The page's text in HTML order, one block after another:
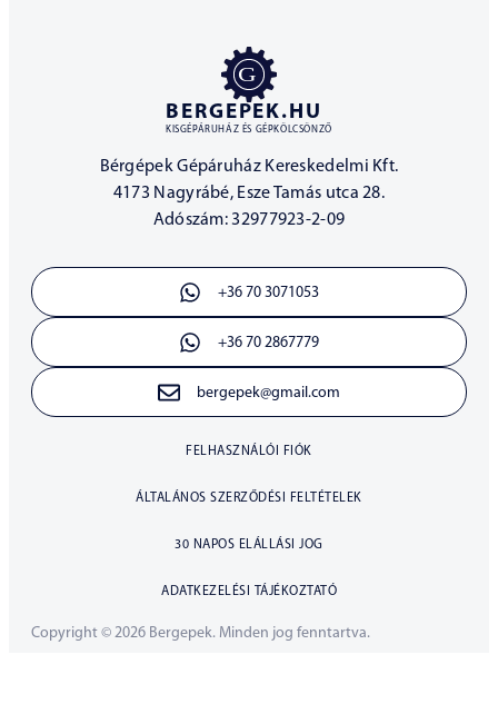
BERGEPEK.HU
KISGÉPÁRUHÁZ ÉS GÉPKÖLCSÖNZŐ
Bérgépek Gépáruház Kereskedelmi Kft.
4173 Nagyrábé, Esze Tamás utca 28.
Adószám: 32977923-2-09
+36 70 3071053
+36 70 2867779
bergepek@gmail.com
FELHASZNÁLÓI FIÓK
ÁLTALÁNOS SZERZŐDÉSI FELTÉTELEK
30 NAPOS ELÁLLÁSI JOG
ADATKEZELÉSI TÁJÉKOZTATÓ
Copyright © 2026 Bergepek. Minden jog fenntartva.